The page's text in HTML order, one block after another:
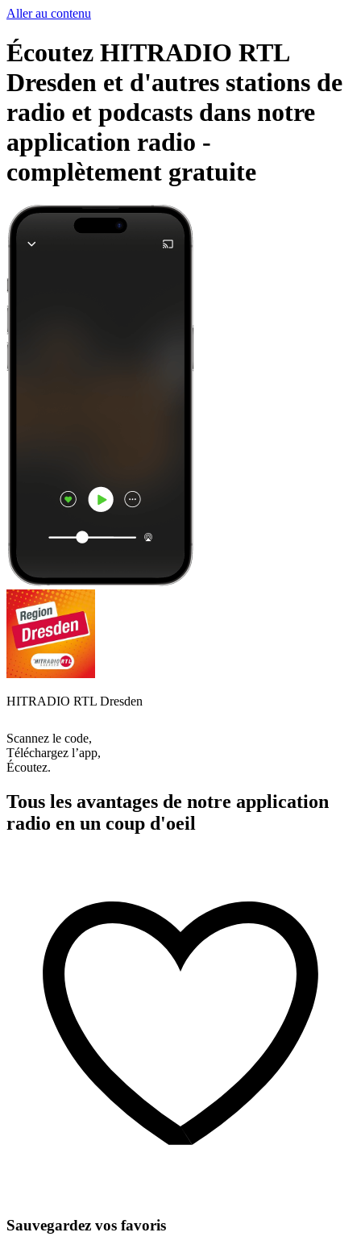
Aller au contenu
Écoutez HITRADIO RTL
Dresden et d'autres stations de
radio et podcasts dans notre
application radio -
complètement gratuite
HITRADIO RTL Dresden
Scannez le code,
Téléchargez l’app,
Écoutez.
Tous les avantages de notre application
radio en un coup d'oeil
Sauvegardez vos favoris